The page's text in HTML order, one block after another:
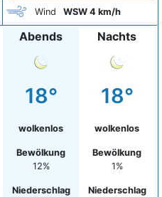
Wind WSW 4 km/h
Abends
18°
wolkenlos
Bewölkung
12%
Niederschlag
Nachts
18°
wolkenlos
Bewölkung
1%
Niederschlag